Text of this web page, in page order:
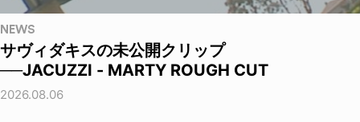
NEWS
サヴィダキスの未公開クリップ
──JACUZZI - MARTY ROUGH CUT
2026.08.06